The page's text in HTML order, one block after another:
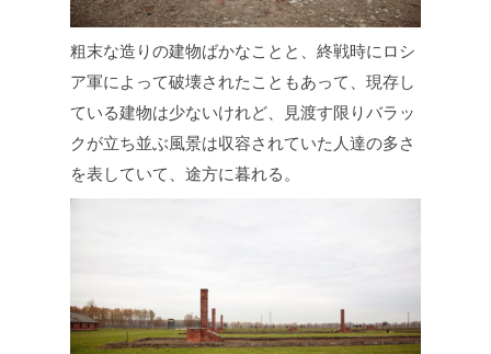
粗末な造りの建物ばかなことと、終戦時にロシ
ア軍によって破壊されたこともあって、現存し
ている建物は少ないけれど、見渡す限りバラッ
クが立ち並ぶ風景は収容されていた人達の多さ
を表していて、途方に暮れる。